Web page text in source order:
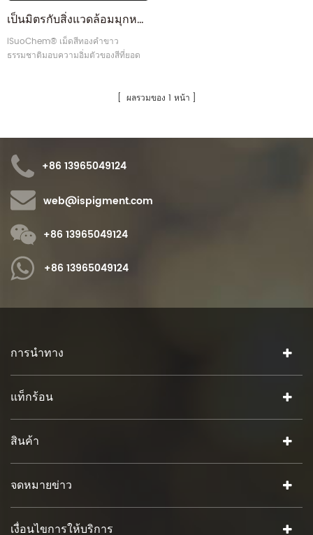
เป็นมิตรกับสิ่งแวดล้อมมุกหวานสีม่วงเข้มผลมุกสีม่วงผงระเหย
iSuoChem® เม็ดสีทองคำขาว
ธรรมชาติมอบความอิ่มตัวของสีที่ยอด
สามารถในการใช้น้ำและตัวทำละลาย22ผลรวมของ 1 หน้า
+86 13965049124
web@ispigment.com
+86 13965049124
+86 13965049124
การนำทาง
แท็กร้อน
สินค้า
จดหมายข่าว
เงื่อนไขการให้บริการ